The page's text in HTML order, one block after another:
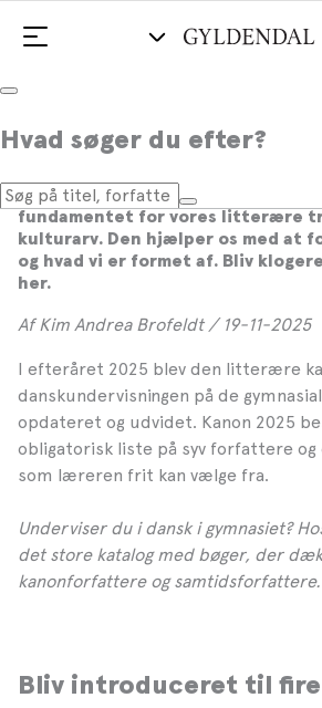
Hvad søger du efter?
Den danske
Den danske litteraturkanon kan
fundamentet for vores litterære
kulturarv. Den hjælper os med at
og hvad vi er formet af. Bliv
her.
Af Kim Andrea Brofeldt / 19-11-2025
I efteråret 2025 blev den litterære
danskundervisningen på de
opdateret og udvidet. Kanon 2025
obligatorisk liste på syv forfattere og
som læreren frit kan vælge fra.
Underviser du i dansk i gymnasiet?
det store katalog med bøger, der
kanonforfattere og samtidsforfattere.
Bliv introduceret til